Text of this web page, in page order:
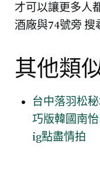
才可以讓更多人
酒廠與74號旁 搜
其他類
台中落羽松
巧版韓國南
ig點盡情拍